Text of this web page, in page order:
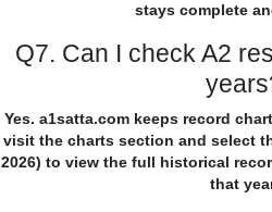
stays complete
Q7. Can I check A2
Yes. a1satta.com keeps record
visit the charts section and select
2026) to view the full historical
that